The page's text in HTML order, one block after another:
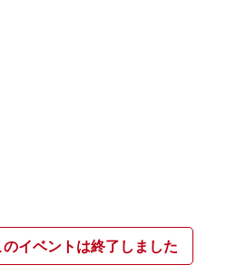
のイベントは終了しました